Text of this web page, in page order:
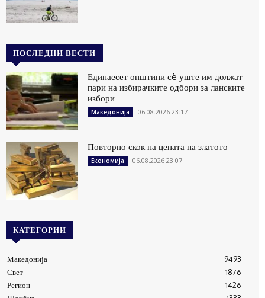
ПОСЛЕДНИ ВЕСТИ
Единаесет општини сè уште им должат
пари на избирачките одбори за ланските
избори
Македонија 06.08.2026 23:17
Повторно скок на цената на златото
Економија 06.08.2026 23:07
КАТЕГОРИИ
Македонија
9493
Свет
1876
Регион
1426